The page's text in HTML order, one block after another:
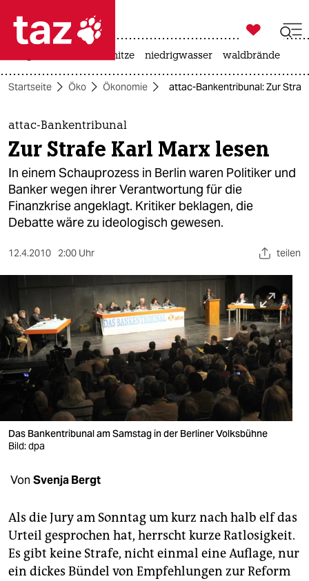
 taz zahl ich
taz zahl ich
themen
politik
öko
gesellschaft
kultur
sport
berlin
nord
wahrheit
verlag
verlag
shop
fragen & hilfe
unterstützen
abo

taz zahl ich
hitze niedrigwasser waldbrände
Startseite Öko Ökonomie attac-Bankentribunal: Zur
attac-Bankentribunal
Zur Strafe Karl Marx lesen
In einem Schauprozess in Berlin waren Politiker und
Banker wegen ihrer Verantwortung für die
Finanzkrise angeklagt. Kritiker beklagen, die
Debatte wäre zu ideologisch gewesen.
12.4.2010 2:00 Uhr teilen
Das Bankentribunal am Samstag in der Berliner Volksbühne
Bild: dpa
Von Svenja Bergt
Als die Jury am Sonntag um kurz nach halb elf das
Urteil gesprochen hat, herrscht kurze Ratlosigkeit.
Es gibt keine Strafe, nicht einmal eine Auflage, nur
ein dickes Bündel von Empfehlungen zur Reform